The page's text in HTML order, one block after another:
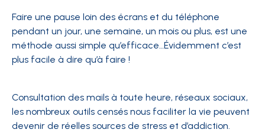
Faire une pause loin des écrans et du téléphone
pendant un jour, une semaine, un mois ou plus, est une
méthode aussi simple qu’efficace…Évidemment c’est
plus facile à dire qu’à faire !
Consultation des mails à toute heure, réseaux sociaux,
les nombreux outils censés nous faciliter la vie peuvent
devenir de réelles sources de stress et d’addiction.